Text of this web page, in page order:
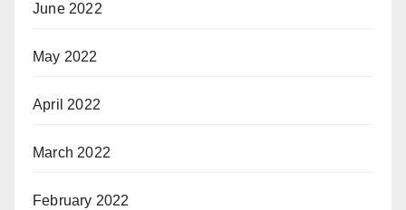
June 2022
May 2022
April 2022
March 2022
February 2022